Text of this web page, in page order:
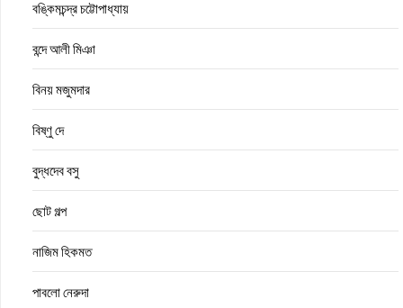
বঙ্কিমচন্দ্র চট্টোপাধ্যায়
বন্দে আলী মিঞা
বিনয় মজুমদার
বিষ্ণু দে
বুদ্ধদেব বসু
ছোট গল্প
নাজিম হিকমত
পাবলো নেরুদা